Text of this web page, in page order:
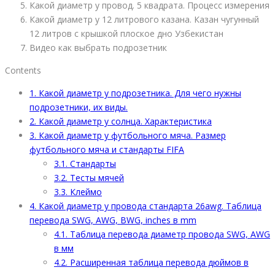
Какой диаметр у провод. 5 квадрата. Процесс измерения
Какой диаметр у 12 литрового казана. Казан чугунный
12 литров с крышкой плоское дно Узбекистан
Видео как выбрать подрозетник
Contents
1. Какой диаметр у подрозетника. Для чего нужны
подрозетники, их виды.
2. Какой диаметр у солнца. Характеристика
3. Какой диаметр у футбольного мяча. Размер
футбольного мяча и стандарты FIFA
3.1. Стандарты
3.2. Тесты мячей
3.3. Клеймо
4. Какой диаметр у провода стандарта 26awg. Таблица
перевода SWG, AWG, BWG, inches в mm
4.1. Таблица перевода диаметр провода SWG, AWG
в мм
4.2. Расширенная таблица перевода дюймов в